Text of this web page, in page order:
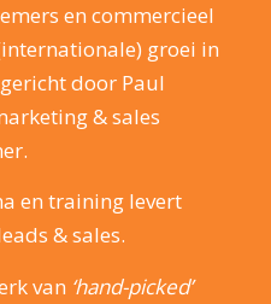
en commercieel
groei in
door Paul
& sales
en training levert
& sales.
van ‘hand-picked’